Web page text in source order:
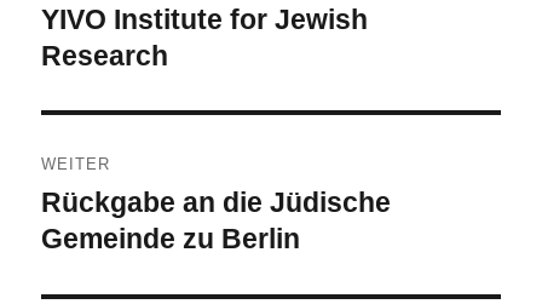
Beitrag:
YIVO Institute for Jewish
Research
WEITER
Nächster
Beitrag:
Rückgabe an die Jüdische
Gemeinde zu Berlin